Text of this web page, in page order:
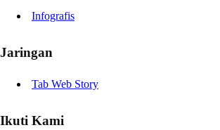
Infografis
Jaringan
Tab Web Story
Ikuti Kami